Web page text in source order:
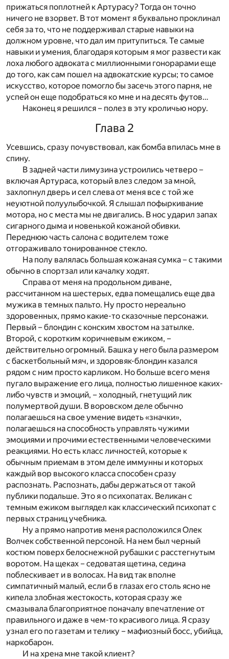
прижаться поплотней к Артурасу? Тогда он точно
ничего не взорвет. В тот момент я буквально проклинал
себя за то, что не поддерживал старые навыки на
должном уровне, что дал им притупиться. Те самые
навыки и умения, благодаря которым я мог развести как
лоха любого адвоката с миллионными гонорарами еще
до того, как сам пошел на адвокатские курсы; то самое
искусство, которое помогло бы засечь этого парня, не
успей он еще подобраться ко мне и на десять футов…
Наконец я решился – полез в эту кроличью нору.
Глава 2
Усевшись, сразу почувствовал, как бомба впилась мне в
спину.
В задней части лимузина устроились четверо –
включая Артураса, который влез следом за мной,
захлопнул дверь и сел слева от меня все с той же
неуютной полуулыбочкой. Я слышал пофыркивание
мотора, но с места мы не двигались. В нос ударил запах
сигарного дыма и новенькой кожаной обивки.
Переднюю часть салона с водителем тоже
отгораживало тонированное стекло.
На полу валялась большая кожаная сумка – с такими
обычно в спортзал или качалку ходят.
Справа от меня на продольном диване,
рассчитанном на шестерых, едва помещались еще два
мужика в темных пальто. Ну просто нереально
здоровенных, прямо какие-то сказочные персонажи.
Первый – блондин с конским хвостом на затылке.
Второй, с коротким коричневым ежиком, –
действительно огромный. Башка у него была размером
с баскетбольный мяч, и здоровяк-блондин казался
рядом с ним просто карликом. Но больше всего меня
пугало выражение его лица, полностью лишенное каких-
либо чувств и эмоций, – холодный, гнетущий лик
полумертвой души. В воровском деле обычно
полагаешься на свое умение видеть «значки»,
полагаешься на способность управлять чужими
эмоциями и прочими естественными человеческими
реакциями. Но есть класс личностей, которые к
обычным приемам в этом деле иммунны и которых
каждый вор высокого класса способен сразу
распознать. Распознать, дабы держаться от такой
публики подальше. Это я о психопатах. Великан с
темным ежиком выглядел как классический психопат с
первых страниц учебника.
Ну а прямо напротив меня расположился Олек
Волчек собственной персоной. На нем был черный
костюм поверх белоснежной рубашки с расстегнутым
воротом. На щеках – седоватая щетина, седина
поблескивает и в волосах. На вид так вполне
симпатичный малый, если б в глазах его столь ясно не
кипела злобная жестокость, которая сразу же
смазывала благоприятное поначалу впечатление от
правильного и даже в чем-то красивого лица. Я сразу
узнал его по газетам и телику – мафиозный босс, убийца,
наркобарон.
И на хрена мне такой клиент?